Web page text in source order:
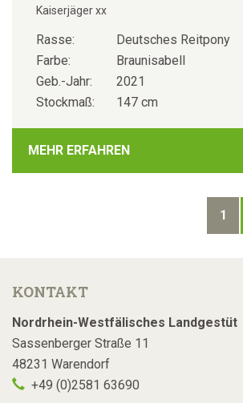
Kaiserjäger xx
Rasse:
Deutsches Reitpony
Farbe:
Braunisabell
Geb.-Jahr:
2021
Stockmaß:
147 cm
MEHR ERFAHREN
1
KONTAKT
Nordrhein-Westfälisches Landgestüt
Sassenberger Straße 11
48231 Warendorf
+49 (0)2581 63690